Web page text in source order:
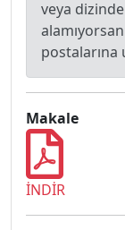
veya
postalarına
Makale
İNDİR